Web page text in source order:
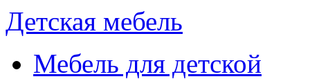
Детская мебель
Мебель для детской